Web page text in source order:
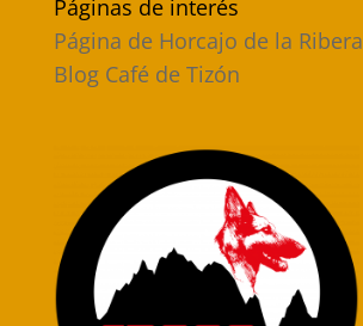
Páginas de interés
Página de Horcajo de la Ribera
Blog Café de Tizón